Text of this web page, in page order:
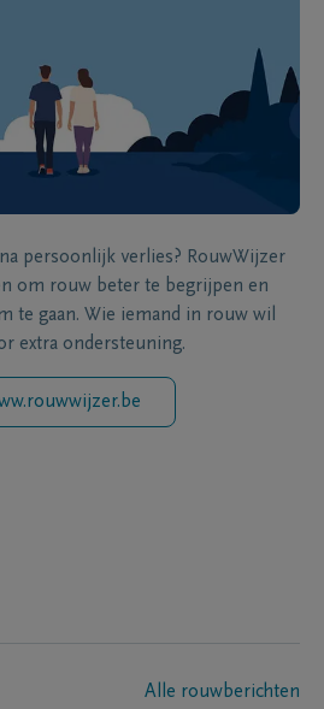
persoonlijk verlies? RouwWijzer
om rouw beter te begrijpen en
te gaan. Wie iemand in rouw wil
extra ondersteuning.
Alle rouwberichten